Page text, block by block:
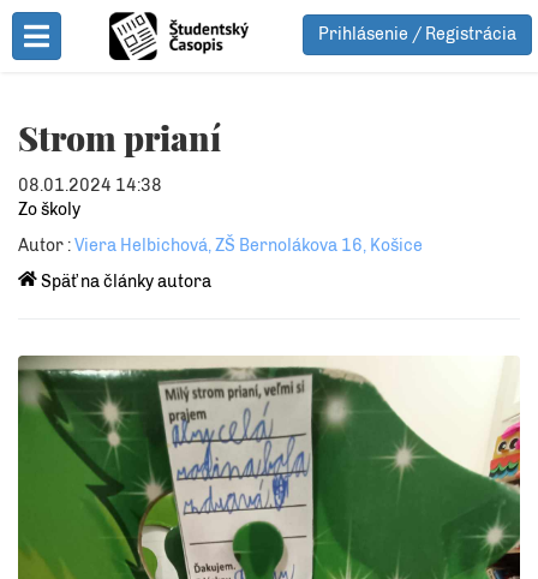
Toggle Menu
Prihlásenie / Registrácia
Strom prianí
08.01.2024 14:38
Zo školy
Autor :Viera Helbichová, ZŠ Bernolákova 16, Košice
Späť na články autora